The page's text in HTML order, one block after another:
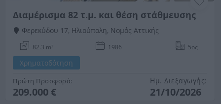
Διαμέρισμα 82 τ.μ. και θέση στάθμευσης
Φερεκύδου 17, Ηλιούπολη, Νομός Αττικής
82.3 m² 1986 5ος
Χρηματοδότηση
Πρώτη Προσφορά:
209.000 €
Ημ. Διεξαγωγής:
21/10/2026